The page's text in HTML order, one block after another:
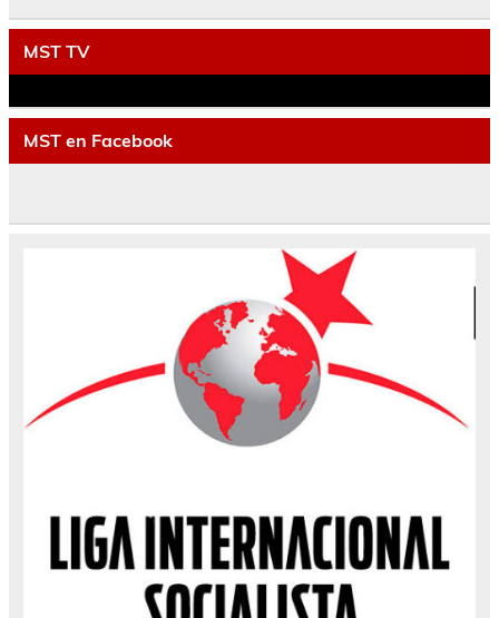
MST TV
MST en Facebook